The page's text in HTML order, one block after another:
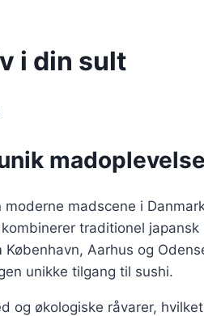
i din sult
madscene i
traditionel japansk
Aarhus og
unikke tilgang til sushi.
og økologiske råvarer,